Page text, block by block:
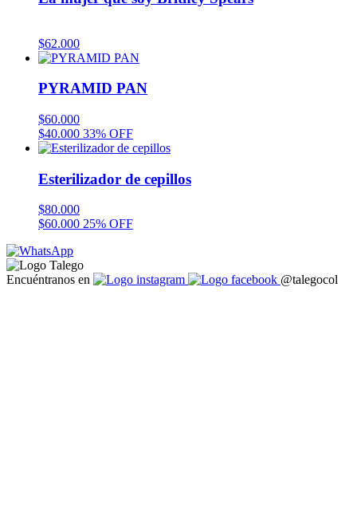
$62.000
PYRAMID PAN
$60.000
$40.000 33% OFF
Esterilizador de cepillos
$80.000
$60.000 25% OFF
Encuéntranos en @talegocol